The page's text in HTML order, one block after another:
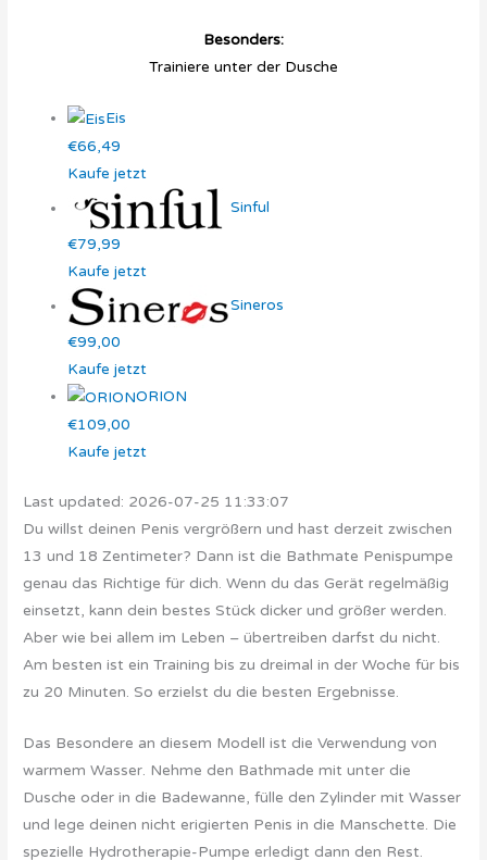
Besonders:
Trainiere unter der Dusche
Eis
€66,49
Kaufe jetzt
Sinful
€79,99
Kaufe jetzt
Sineros
€99,00
Kaufe jetzt
ORION
€109,00
Kaufe jetzt
Last updated: 2026-07-25 11:33:07
Du willst deinen Penis vergrößern und hast derzeit zwischen
13 und 18 Zentimeter? Dann ist die Bathmate Penispumpe
genau das Richtige für dich. Wenn du das Gerät regelmäßig
einsetzt, kann dein bestes Stück dicker und größer werden.
Aber wie bei allem im Leben – übertreiben darfst du nicht.
Am besten ist ein Training bis zu dreimal in der Woche für bis
zu 20 Minuten. So erzielst du die besten Ergebnisse.
Das Besondere an diesem Modell ist die Verwendung von
warmem Wasser. Nehme den Bathmade mit unter die
Dusche oder in die Badewanne, fülle den Zylinder mit Wasser
und lege deinen nicht erigierten Penis in die Manschette. Die
spezielle Hydrotherapie-Pumpe erledigt dann den Rest.